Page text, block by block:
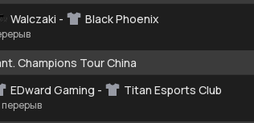
Walczaki - Black Phoenix
Champions Tour China
EDward Gaming - Titan Esports Club
перерыв